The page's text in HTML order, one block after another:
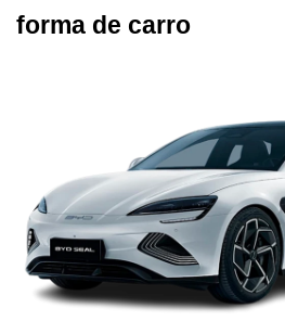
forma de carro